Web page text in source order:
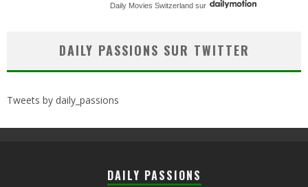
Daily Movies Switzerland sur
DAILY PASSIONS SUR TWITTER
Tweets by daily_passions
DAILY PASSIONS